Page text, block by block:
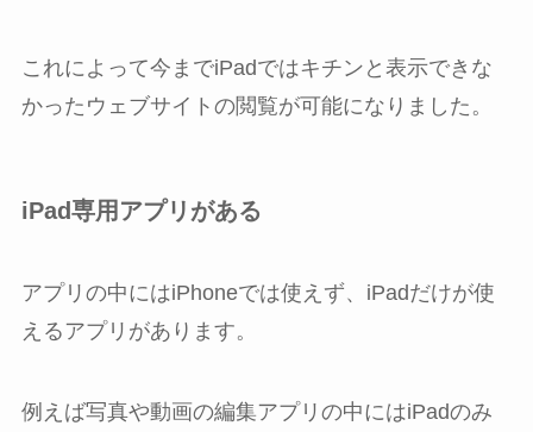
これによって今までiPadではキチンと表示できな
かったウェブサイトの閲覧が可能になりました。
iPad専用アプリがある
アプリの中にはiPhoneでは使えず、iPadだけが使
えるアプリがあります。
例えば写真や動画の編集アプリの中にはiPadのみ